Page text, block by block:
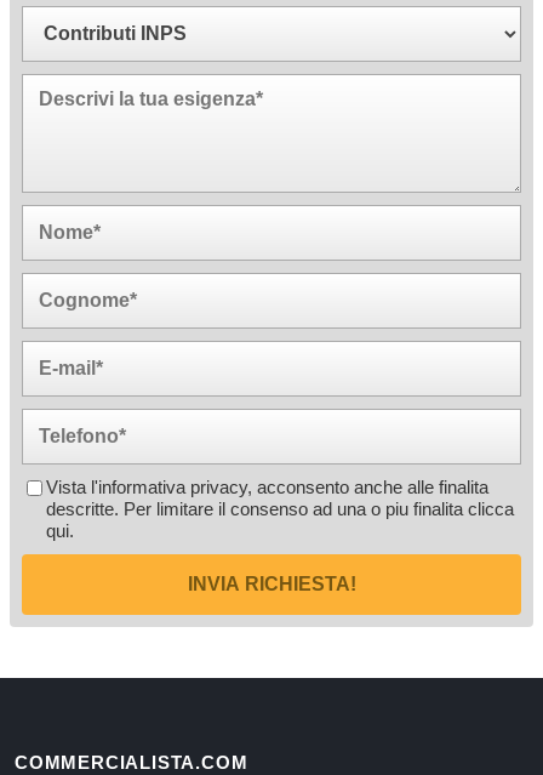
Vista l'informativa privacy, acconsento anche alle finalita
descritte. Per limitare il consenso ad una o piu finalita clicca
qui.
INVIA RICHIESTA!
COMMERCIALISTA.COM